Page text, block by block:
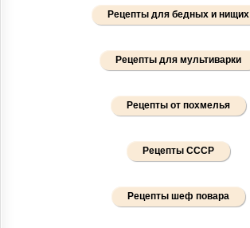
Рецепты для бедных и нищих
Рецепты для мультиварки
Рецепты от похмелья
Рецепты СССР
Рецепты шеф повара